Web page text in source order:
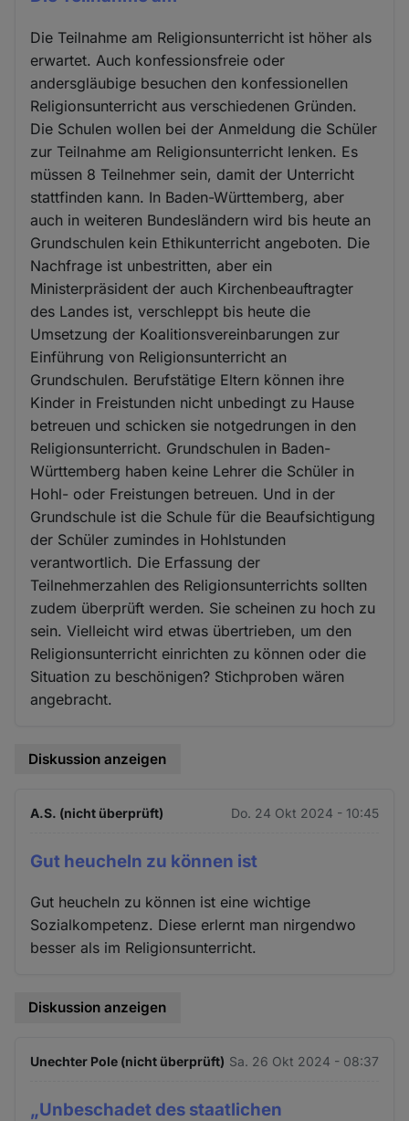
Die Teilnahme am Religionsunterricht ist höher als
erwartet. Auch konfessionsfreie oder
andersgläubige besuchen den konfessionellen
Religionsunterricht aus verschiedenen Gründen.
Die Schulen wollen bei der Anmeldung die Schüler
zur Teilnahme am Religionsunterricht lenken. Es
müssen 8 Teilnehmer sein, damit der Unterricht
stattfinden kann. In Baden-Württemberg, aber
auch in weiteren Bundesländern wird bis heute an
Grundschulen kein Ethikunterricht angeboten. Die
Nachfrage ist unbestritten, aber ein
Ministerpräsident der auch Kirchenbeauftragter
des Landes ist, verschleppt bis heute die
Umsetzung der Koalitionsvereinbarungen zur
Einführung von Religionsunterricht an
Grundschulen. Berufstätige Eltern können ihre
Kinder in Freistunden nicht unbedingt zu Hause
betreuen und schicken sie notgedrungen in den
Religionsunterricht. Grundschulen in Baden-
Württemberg haben keine Lehrer die Schüler in
Hohl- oder Freistungen betreuen. Und in der
Grundschule ist die Schule für die Beaufsichtigung
der Schüler zumindes in Hohlstunden
verantwortlich. Die Erfassung der
Teilnehmerzahlen des Religionsunterrichts sollten
zudem überprüft werden. Sie scheinen zu hoch zu
sein. Vielleicht wird etwas übertrieben, um den
Religionsunterricht einrichten zu können oder die
Situation zu beschönigen? Stichproben wären
angebracht.
Diskussion anzeigen
A.S. (nicht überprüft) Do. 24 Okt 2024 - 10:45
Gut heucheln zu können ist
Gut heucheln zu können ist eine wichtige
Sozialkompetenz. Diese erlernt man nirgendwo
besser als im Religionsunterricht.
Diskussion anzeigen
Unechter Pole (nicht überprüft) Sa. 26 Okt 2024 - 08:37
„Unbeschadet des staatlichen